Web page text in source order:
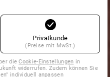
Privatkunde
(Preise mit MwSt.)
dieCookie-Einstellungen in
widerrufen. Zudem können Sie
individuell anpassen